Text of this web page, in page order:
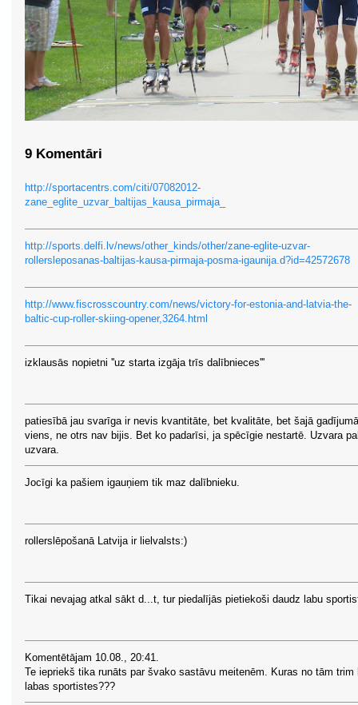
9 Komentāri
http://sportacentrs.com/citi/07082012-
zane_eglite_uzvar_baltijas_kausa_pirmaja_
http://sports.delfi.lv/news/other_kinds/other/zane-eglite-uzvar-
rollersleposanas-baltijas-kausa-pirmaja-posma-igaunija.d?id=42572678
http://www.fiscrosscountry.com/news/victory-for-estonia-and-latvia-the-
baltic-cup-roller-skiing-opener,3264.html
izklausās nopietni ''uz starta izgāja trīs dalībnieces'''
patiesībā jau svarīga ir nevis kvantitāte, bet kvalitāte, bet šajā
viens, ne otrs nav bijis. Bet ko padarīsi, ja spēcīgie nestartē. Uzvara
uzvara.
Jocīgi ka pašiem igauņiem tik maz dalībnieku.
rollerslēpošanā Latvija ir lielvalsts:)
Tikai nevajag atkal sākt d...t, tur piedalījās pietiekoši daudz labu
Komentētājam 10.08., 20:41.
Te iepriekš tika runāts par švako sastāvu meitenēm. Kuras no tām trim
labas sportistes???